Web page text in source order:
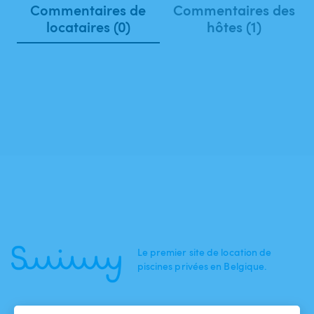
Commentaires de
locataires (0)
Commentaires des
hôtes (1)
Le premier site de location de
piscines privées en Belgique.